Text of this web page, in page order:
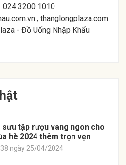
024 3200 1010
, thanglongplaza.com
- Đồ Uống Nhập Khẩu
sưu tập rượu vang ngon cho
hè 2024 thêm trọn vẹn
ngày 25/04/2024